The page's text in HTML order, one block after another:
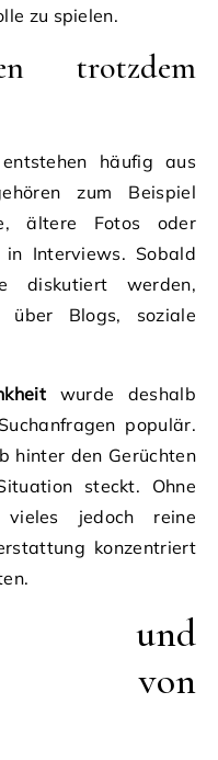
zu spielen.
trotzdem
häufig aus
zum Beispiel
ältere Fotos oder
in Interviews. Sobald
diskutiert werden,
über Blogs, soziale
wurde deshalb
populär.
hinter den Gerüchten
steckt. Ohne
jedoch reine
konzentriert
und
von